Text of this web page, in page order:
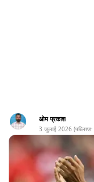
ओम प्रकाश
3 जुलाई 2026 (पब्लिश्ड: